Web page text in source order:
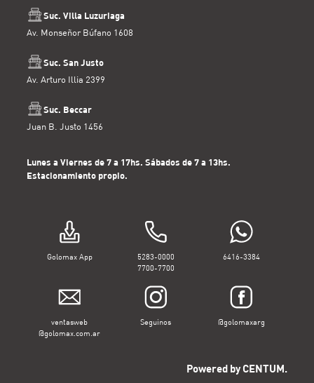
PUSH POP
QUAKER
RAPSODIA
RASTA
RECITAL
RELYANS
SAPITO
SELECCIÓN
SHOT
SIN CULPA
Suc. Villa Luzuriaga
Av. Monseñor Búfano 1608
Suc. San Justo
Av. Arturo Illia 2399
Suc. Beccar
Juan B. Justo 1456
Lunes a Viernes de 7 a 17hs. Sábados de 7 a 13hs.
Estacionamiento propio.
Golomax App
5283-0000
7700-7700
6416-3384
ventasweb
@golomax.com.ar
Seguinos @golomaxarg
Powered by CENTUM.